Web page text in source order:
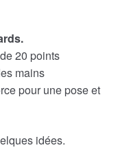
20 points
mains
pour une pose et
idées.